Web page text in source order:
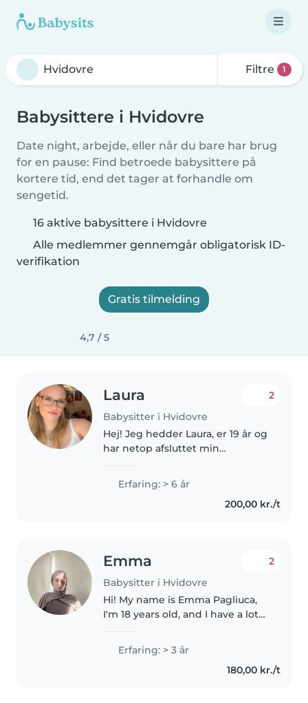
Filtre 1
Babysittere i Hvidovre
Date night, arbejde, eller når du bare har brug
for en pause: Find betroede babysittere på
kortere tid, end det tager at forhandle om
sengetid.
16 aktive babysittere i Hvidovre
Alle medlemmer gennemgår obligatorisk ID-
verifikation
Gratis tilmelding
4,7 / 5
Laura
Babysitter i Hvidovre
2
Hej! Jeg hedder Laura, er 19 år og
har netop afsluttet min
været glad for at være sammen
med børn, og gennem de sidste
7 år har jeg arbejdet som
Erfaring: > 6 år
200,00 kr./t
Emma
Babysitter i Hvidovre
2
Hi! My name is Emma Pagliuca,
I'm 18 years old, and I have a lot
the oldest of seven siblings, so
taking care of kids has always
Erfaring: > 3 år
180,00 kr./t